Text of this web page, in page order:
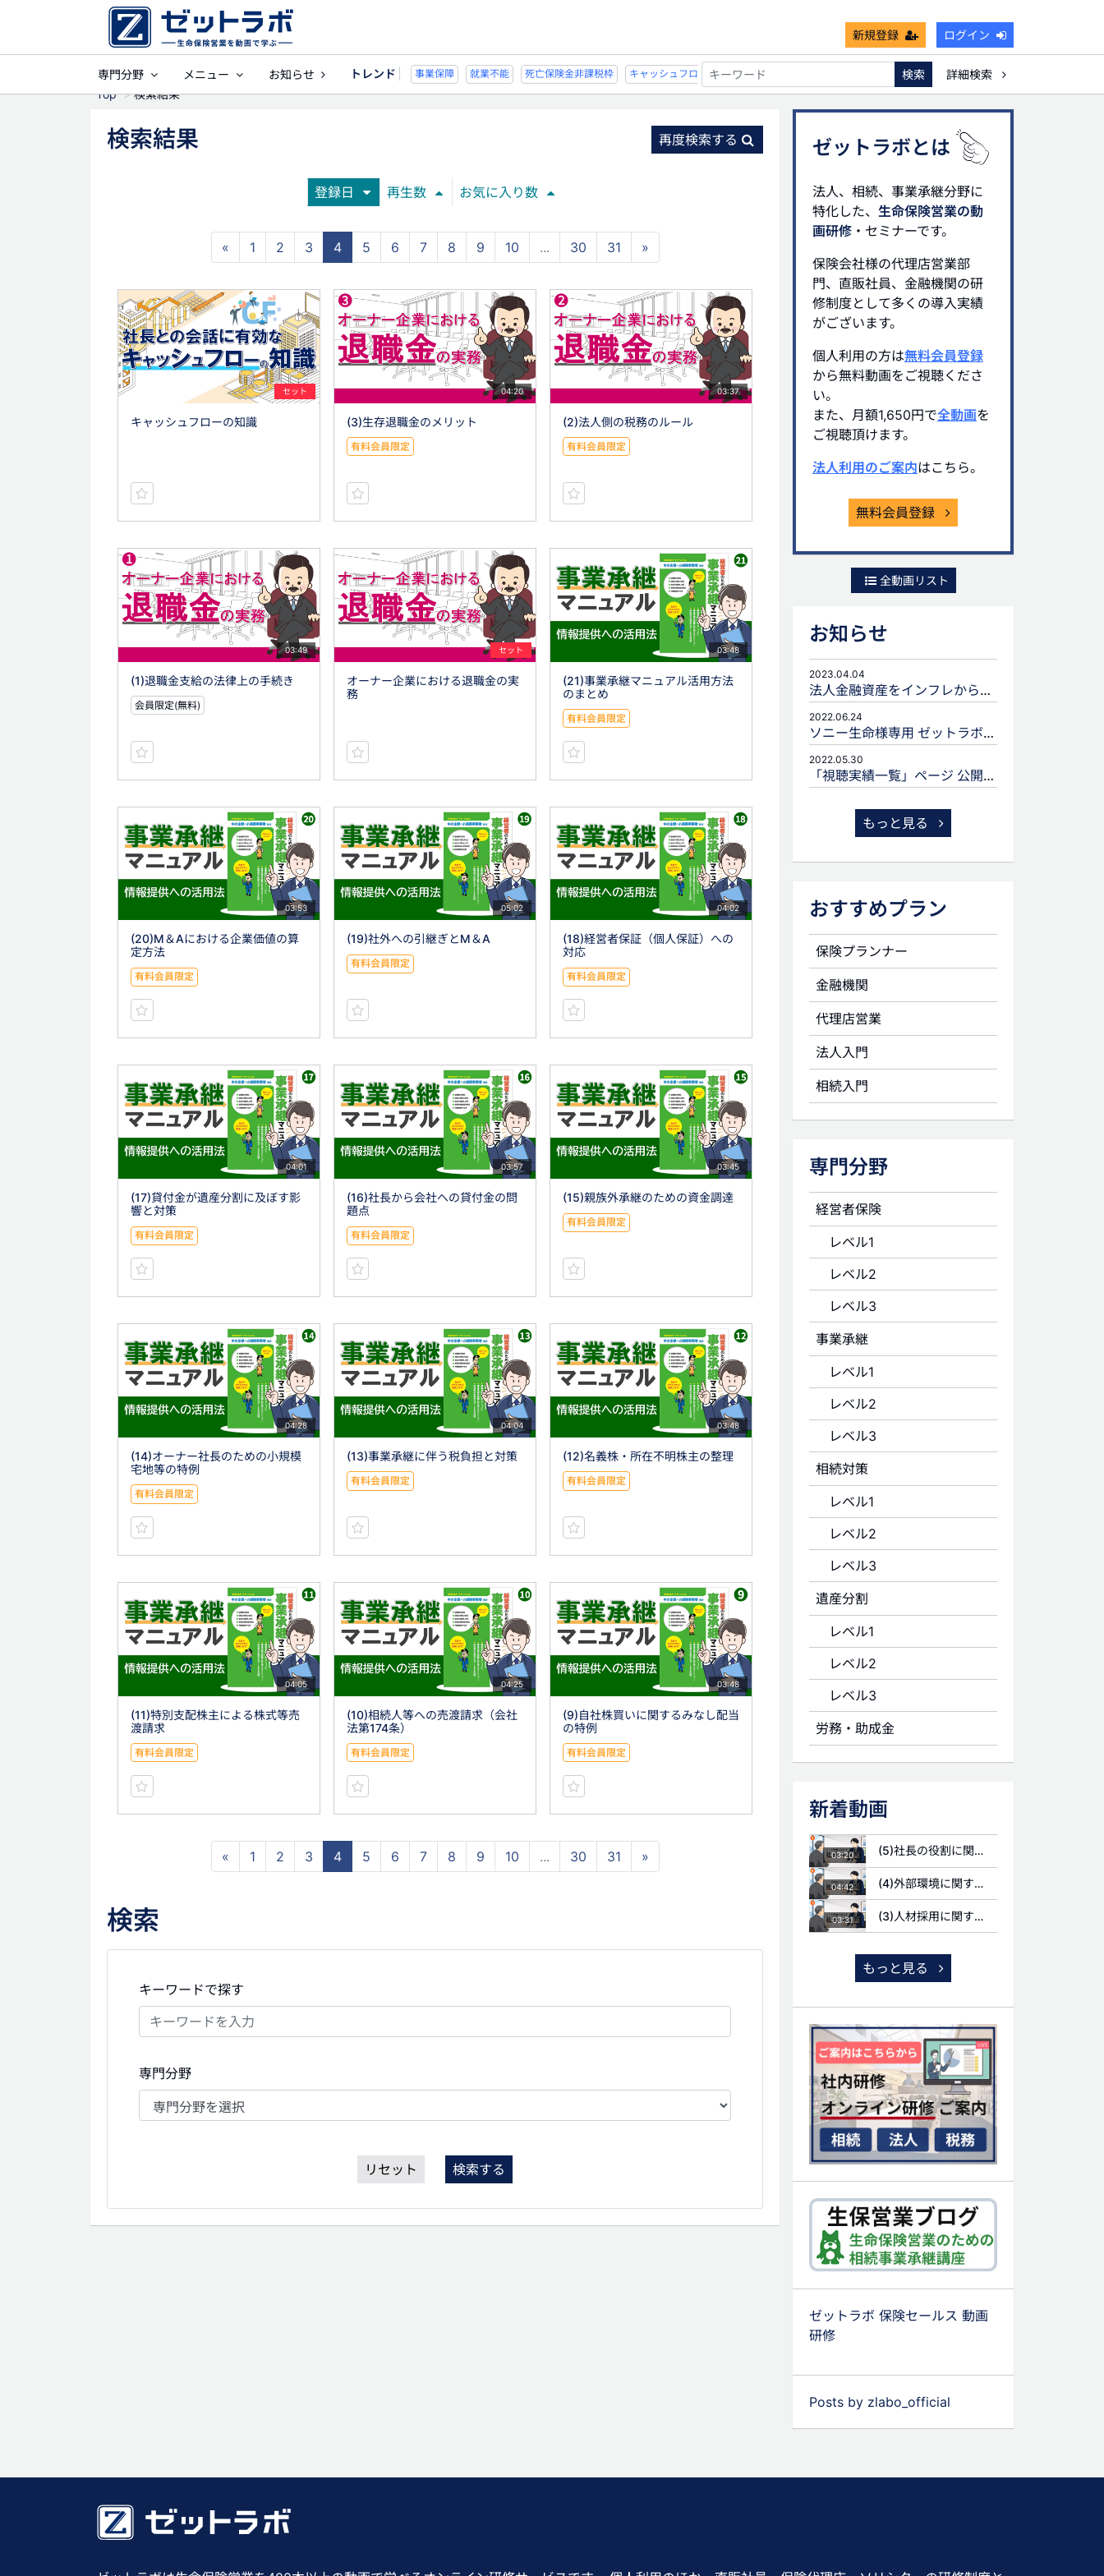
新規登録 ログイン
専門分野 メニュー お知らせ トレンド
事業保障 就業不能 死亡保険金非課税枠 キャッシュフロー 宗教法人 事業保障 就業不能 死亡保険金非課税枠 キャッシュフロー 宗教法人
検索
詳細検索
Top
検索結果
検索結果 再度検索する
登録日 再生数 お気に入り数
« 1 2 3 4 5 6 7 8 9 10 ... 30 31 »
セット
キャッシュフローの知識
04:20
(3)生存退職金のメリット
有料会員限定
03:37
(2)法人側の税務のルール
有料会員限定
03:49
(1)退職金支給の法律上の手続き
会員限定(無料)
セット
オーナー企業における退職金の実
務
03:48
(21)事業承継マニュアル活用方法
のまとめ
有料会員限定
03:53
(20)M＆Aにおける企業価値の算
定方法
有料会員限定
05:02
(19)社外への引継ぎとM＆A
有料会員限定
04:02
(18)経営者保証（個人保証）への
対応
有料会員限定
04:01
(17)貸付金が遺産分割に及ぼす影
響と対策
有料会員限定
03:57
(16)社長から会社への貸付金の問
題点
有料会員限定
03:45
(15)親族外承継のための資金調達
有料会員限定
04:28
(14)オーナー社長のための小規模
宅地等の特例
有料会員限定
04:04
(13)事業承継に伴う税負担と対策
有料会員限定
03:48
(12)名義株・所在不明株主の整理
有料会員限定
04:05
(11)特別支配株主による株式等売
渡請求
有料会員限定
04:25
(10)相続人等への売渡請求（会社
法第174条）
有料会員限定
03:48
(9)自社株買いに関するみなし配当
の特例
有料会員限定
« 1 2 3 4 5 6 7 8 9 10 ... 30 31 »
検索
キーワードで探す
専門分野
リセット 検索する
ゼットラボとは
法人、相続、事業承継分野に
特化した、 生命保険営業の動
画研修 ・セミナーです。
保険会社様の代理店営業部
門、直販社員、金融機関の研
修制度として多くの導入実績
がございます。
個人利用の方は無料会員登録
から無料動画をご視聴くださ
い。
また、月額1,650円で全動画を
ご視聴頂けます。
法人利用のご案内はこちら。
無料会員登録
全動画リスト
お知らせ
2023.04.04
法人金融資産をインフレから守るための生命保険活用
2022.06.24
ソニー生命様専用 ゼットラボforLIFEPLANNERのご案内
2022.05.30
「視聴実績一覧」ページ 公開のお知らせ
もっと見る
おすすめプラン
保険プランナー
金融機関
代理店営業
法人入門
相続入門
専門分野
経営者保険
レベル1
レベル2
レベル3
事業承継
レベル1
レベル2
レベル3
相続対策
レベル1
レベル2
レベル3
遺産分割
レベル1
レベル2
レベル3
労務・助成金
新着動画
03:20 (5)社長の役割に関する質問
04:42 (4)外部環境に関する質問
03:31 (3)人材採用に関する質問
もっと見る
ゼットラボ 保険セールス 動画
研修
Posts by zlabo_official